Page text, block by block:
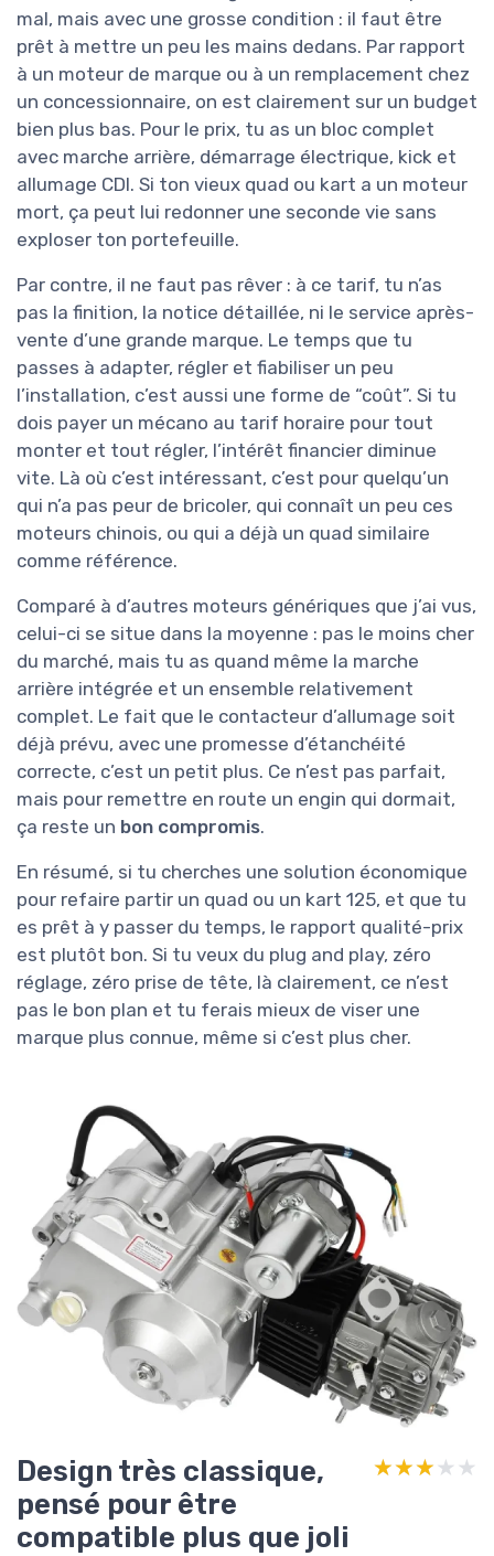
mal, mais avec une grosse condition : il faut être
prêt à mettre un peu les mains dedans. Par rapport
à un moteur de marque ou à un remplacement chez
un concessionnaire, on est clairement sur un budget
bien plus bas. Pour le prix, tu as un bloc complet
avec marche arrière, démarrage électrique, kick et
allumage CDI. Si ton vieux quad ou kart a un moteur
mort, ça peut lui redonner une seconde vie sans
exploser ton portefeuille.
Par contre, il ne faut pas rêver : à ce tarif, tu n’as
pas la finition, la notice détaillée, ni le service après-
vente d’une grande marque. Le temps que tu
passes à adapter, régler et fiabiliser un peu
l’installation, c’est aussi une forme de “coût”. Si tu
dois payer un mécano au tarif horaire pour tout
monter et tout régler, l’intérêt financier diminue
vite. Là où c’est intéressant, c’est pour quelqu’un
qui n’a pas peur de bricoler, qui connaît un peu ces
moteurs chinois, ou qui a déjà un quad similaire
comme référence.
Comparé à d’autres moteurs génériques que j’ai vus,
celui-ci se situe dans la moyenne : pas le moins cher
du marché, mais tu as quand même la marche
arrière intégrée et un ensemble relativement
complet. Le fait que le contacteur d’allumage soit
déjà prévu, avec une promesse d’étanchéité
correcte, c’est un petit plus. Ce n’est pas parfait,
mais pour remettre en route un engin qui dormait,
ça reste un bon compromis.
En résumé, si tu cherches une solution économique
pour refaire partir un quad ou un kart 125, et que tu
es prêt à y passer du temps, le rapport qualité-prix
est plutôt bon. Si tu veux du plug and play, zéro
réglage, zéro prise de tête, là clairement, ce n’est
pas le bon plan et tu ferais mieux de viser une
marque plus connue, même si c’est plus cher.
Design très classique,
pensé pour être
compatible plus que joli
★★★★★
★★★★★